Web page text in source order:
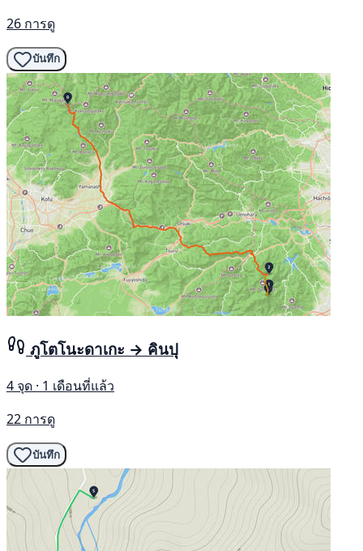
26 การดู
บันทึก
ภูโตโนะดาเกะ → คินปุ
4 จุด · 1 เดือนที่แล้ว
22 การดู
บันทึก